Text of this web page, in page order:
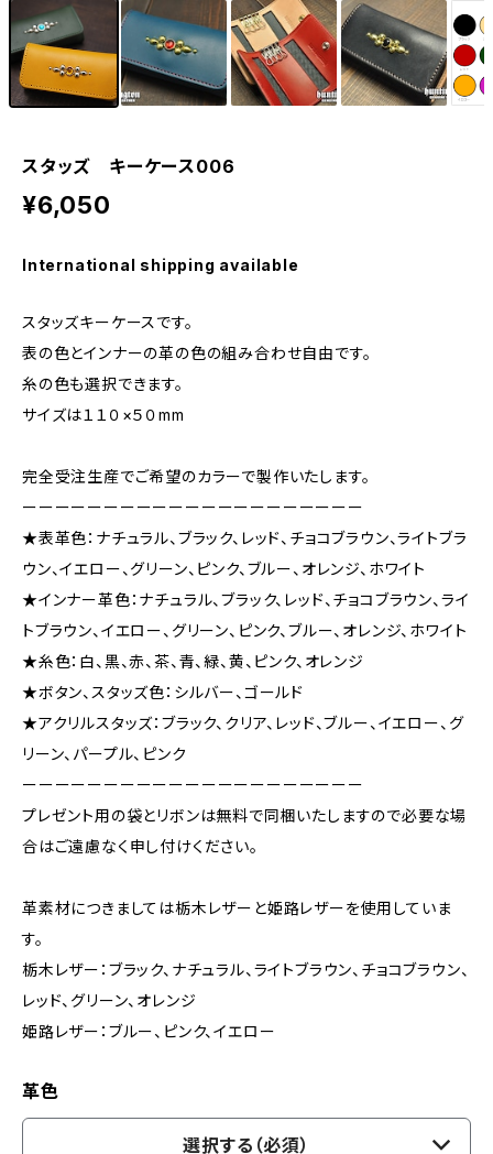
スタッズ キーケース006
¥6,050
International shipping available
スタッズキーケースです。
表の色とインナーの革の色の組み合わせ自由です。
糸の色も選択できます。
サイズは１１０×５０mm
完全受注生産でご希望のカラーで製作いたします。
ーーーーーーーーーーーーーーーーーーーーー
★表革色：ナチュラル、ブラック、レッド、チョコブラウン、ライトブラ
ウン、イエロー、グリーン、ピンク、ブルー、オレンジ、ホワイト
★インナー革色：ナチュラル、ブラック、レッド、チョコブラウン、ライ
トブラウン、イエロー、グリーン、ピンク、ブルー、オレンジ、ホワイト
★糸色：白、黒、赤、茶、青、緑、黄、ピンク、オレンジ
★ボタン、スタッズ色：シルバー、ゴールド
★アクリルスタッズ：ブラック、クリア、レッド、ブルー、イエロー、グ
リーン、パープル、ピンク
ーーーーーーーーーーーーーーーーーーーーー
プレゼント用の袋とリボンは無料で同梱いたしますので必要な場
合はご遠慮なく申し付けください。
革素材につきましては栃木レザーと姫路レザーを使用していま
す。
栃木レザー：ブラック、ナチュラル、ライトブラウン、チョコブラウン、
レッド、グリーン、オレンジ
姫路レザー：ブルー、ピンク、イエロー
革色
選択する（必須）